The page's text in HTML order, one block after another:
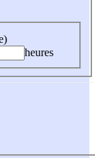
heures